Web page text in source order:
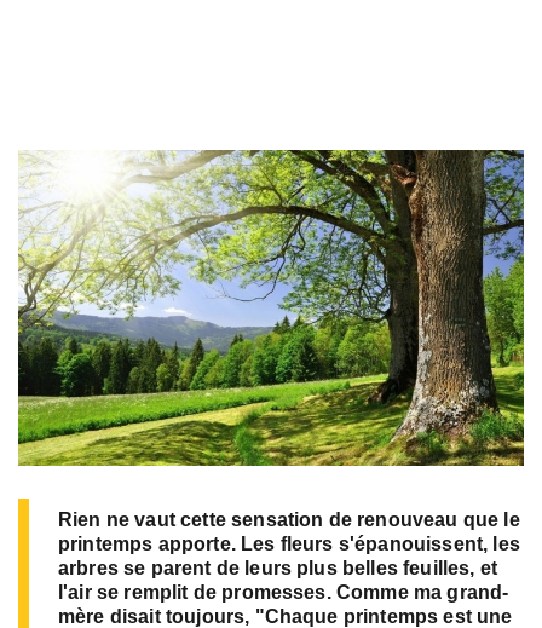
Rien ne vaut cette sensation de renouveau que le
printemps apporte. Les fleurs s'épanouissent, les
arbres se parent de leurs plus belles feuilles, et
l'air se remplit de promesses. Comme ma grand-
mère disait toujours, "Chaque printemps est une